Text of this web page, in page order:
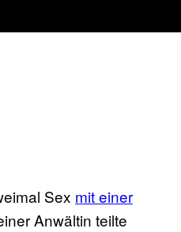
Sex mit einer
Anwältin teilte